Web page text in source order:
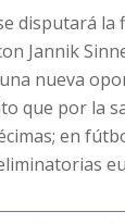
disputará la
Jannik
nueva
que por la
en